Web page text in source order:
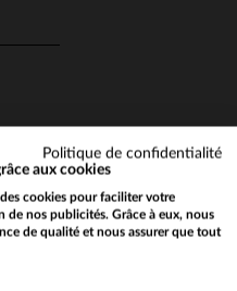
Politique de confidentialité
aux cookies
cookies pour faciliter votre
nos publicités. Grâce à eux, nous
de qualité et nous assurer que tout